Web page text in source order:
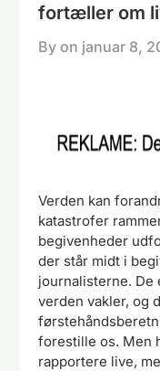
fortæller om
By on januar 8,
Verden kan
katastrofer
begivenheder
der står midt i
journalisterne. De
verden vakler, og
forestille os. Men
rapportere live,